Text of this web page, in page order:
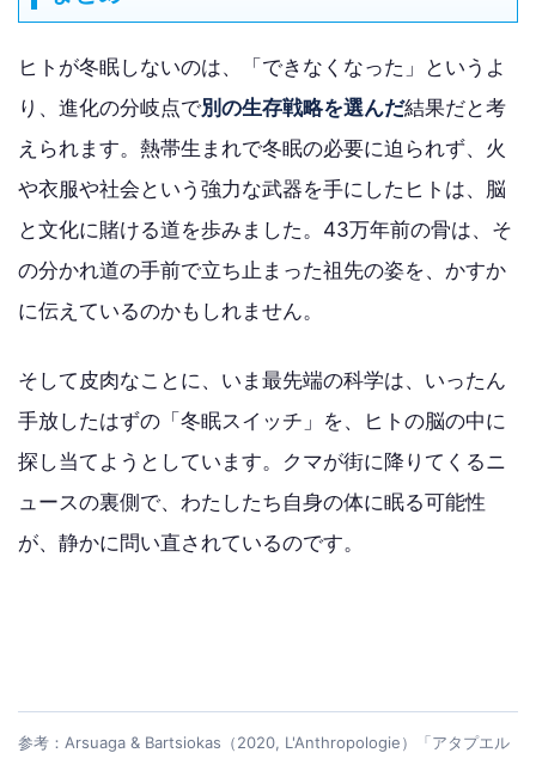
ヒトが冬眠しないのは、「できなくなった」というよ
り、進化の分岐点で別の生存戦略を選んだ結果だと考
えられます。熱帯生まれで冬眠の必要に迫られず、火
や衣服や社会という強力な武器を手にしたヒトは、脳
と文化に賭ける道を歩みました。43万年前の骨は、そ
の分かれ道の手前で立ち止まった祖先の姿を、かすか
に伝えているのかもしれません。
そして皮肉なことに、いま最先端の科学は、いったん
手放したはずの「冬眠スイッチ」を、ヒトの脳の中に
探し当てようとしています。クマが街に降りてくるニ
ュースの裏側で、わたしたち自身の体に眠る可能性
が、静かに問い直されているのです。
参考：Arsuaga & Bartsiokas（2020, L'Anthropologie）「アタプエル